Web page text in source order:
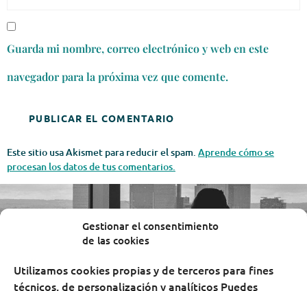
Gestionar el consentimiento
de las cookies
Utilizamos cookies propias y de terceros para fines
técnicos, de personalización y analíticos Puedes
Guarda mi nombre, correo electrónico y web en este
navegador para la próxima vez que comente.
Este sitio usa Akismet para reducir el spam. Aprende cómo se
procesan los datos de tus comentarios.